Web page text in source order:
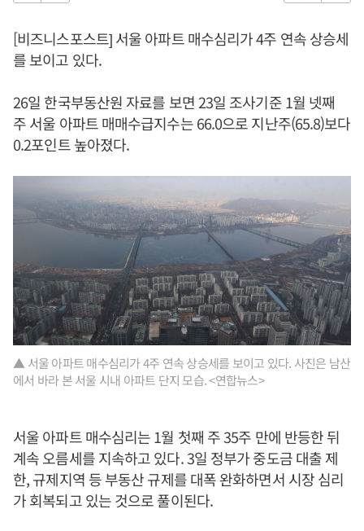
[비즈니스포스트] 서울 아파트 매수심리가 4주 연속 상승세
를 보이고 있다.
26일 한국부동산원 자료를 보면 23일 조사기준 1월 넷째
주 서울 아파트 매매수급지수는 66.0으로 지난주(65.8)보다
0.2포인트 높아졌다.
▲ 서울 아파트 매수심리가 4주 연속 상승세를 보이고 있다. 사진은 남산
에서 바라 본 서울 시내 아파트 단지 모습. <연합뉴스>
서울 아파트 매수심리는 1월 첫째 주 35주 만에 반등한 뒤
계속 오름세를 지속하고 있다. 3일 정부가 중도금 대출 제
한, 규제지역 등 부동산 규제를 대폭 완화하면서 시장 심리
가 회복되고 있는 것으로 풀이된다.